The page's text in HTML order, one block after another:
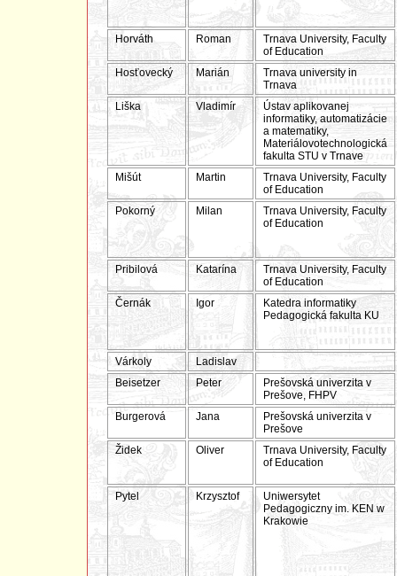
Horváth Roman
Trnava University, Faculty
of Education
Hosťovecký
Marián
Trnava university in
Trnava
Liška
Vladimír
Ústav aplikovanej
informatiky, automatizácie
a matematiky,
Materiálovotechnologická
fakulta STU v Trnave
Mišút
Martin
Trnava University, Faculty
of Education
Pokorný
Milan
Trnava University, Faculty
of Education
Pribilová Katarína
Trnava University, Faculty
of Education
Černák
Igor
Katedra informatiky
Pedagogická fakulta KU
Várkoly
Ladislav
Beisetzer
Peter
Prešovská univerzita v
Prešove, FHPV
Burgerová
Jana
Prešovská univerzita v
Prešove
Židek
Oliver
Trnava University, Faculty
of Education
Pytel Krzysztof
Uniwersytet
Pedagogiczny im. KEN w
Krakowie